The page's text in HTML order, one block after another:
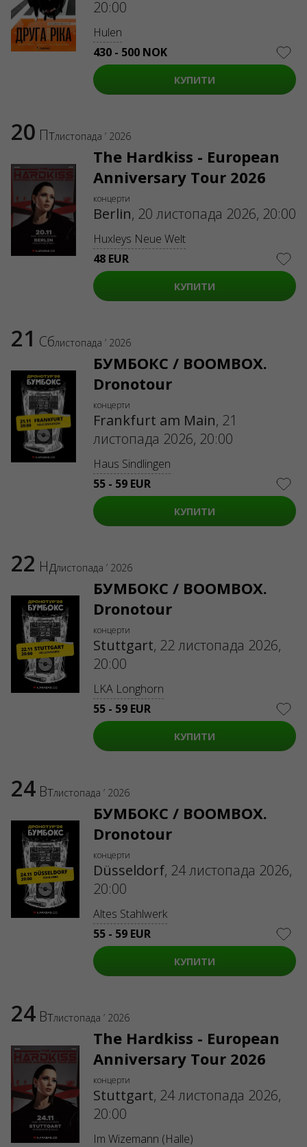
20:00
Hulen
430 - 500 NOK
КУПИТИ
20 Птлистопада ’ 2026
The Hardkiss - European
Anniversary Tour 2026
концерти
Berlin, 20 листопада 2026, 20:00
Huxleys Neue Welt
48 EUR
КУПИТИ
21 Сблистопада ’ 2026
БУМБОКС / BOOMBOX.
Dronotour
концерти
Frankfurt am Main, 21
листопада 2026, 20:00
Haus Sindlingen
55 - 59 EUR
КУПИТИ
22 Ндлистопада ’ 2026
БУМБОКС / BOOMBOX.
Dronotour
концерти
Stuttgart, 22 листопада 2026,
20:00
LKA Longhorn
55 - 59 EUR
КУПИТИ
24 Втлистопада ’ 2026
БУМБОКС / BOOMBOX.
Dronotour
концерти
Düsseldorf, 24 листопада 2026,
20:00
Altes Stahlwerk
55 - 59 EUR
КУПИТИ
24 Втлистопада ’ 2026
The Hardkiss - European
Anniversary Tour 2026
концерти
Stuttgart, 24 листопада 2026,
20:00
Im Wizemann (Halle)